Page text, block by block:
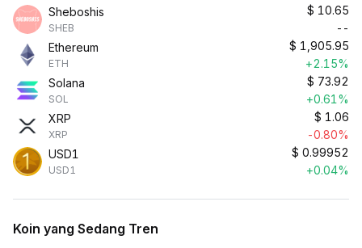
Sheboshis
SHEB
$ 10.65
--
Ethereum
ETH
$ 1,905.95
+2.15%
Solana
SOL
$ 73.92
+0.61%
XRP
XRP
$ 1.06
-0.80%
USD1
USD1
$ 0.99952
+0.04%
Koin yang Sedang Tren